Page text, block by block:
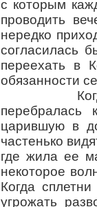
с которым
проводить
нередко
согласилась
переехать в
обязанности
Когда в
царившую в
частенько
где жила ее
некоторое
Когда
угрожать